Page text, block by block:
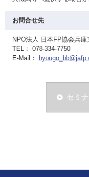
お問合せ先
NPO法人 日本FP協会兵庫
TEL： 078-334-7750
E-Mail：
セミ